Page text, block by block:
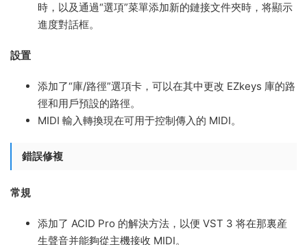
時，以及通過“選項”菜單添加新的鏈接文件夾時，将顯示
進度對話框。
設置
添加了“庫/路徑”選項卡，可以在其中更改 EZkeys 庫的路
徑和用戶預設的路徑。
MIDI 輸入轉換現在可用于控制傳入的 MIDI。
錯誤修複
常規
添加了 ACID Pro 的解決方法，以便 VST 3 将在那裏産
生聲音并能夠從主機接收 MIDI。